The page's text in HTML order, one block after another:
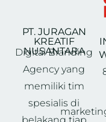
PT. JURAGAN
KREATIF
NUSANTARA
Digital Branding
Agency yang
memiliki tim
spesialis di